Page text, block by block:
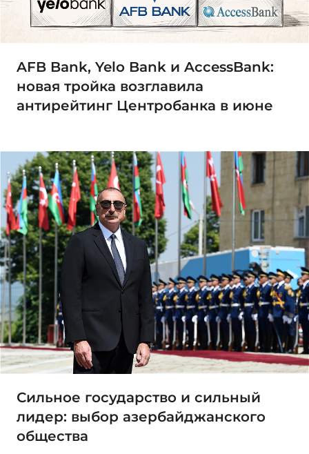
AFB Bank, Yelo Bank и AccessBank:
новая тройка возглавила
антирейтинг Центробанка в июне
Сильное государство и сильный
лидер: выбор азербайджанского
общества